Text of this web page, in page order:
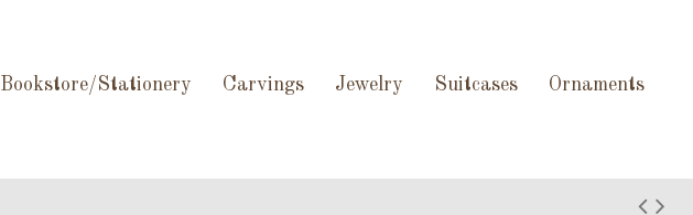
Bookstore/Stationery Carvings Jewelry Suitcases Ornaments